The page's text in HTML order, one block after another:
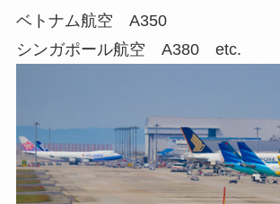
ベトナム航空 A350
シンガポール航空 A380 etc.